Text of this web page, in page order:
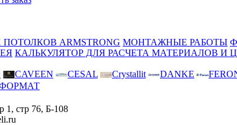
ARMSTRONG МОНТАЖНЫЕ РАБОТЫ
КАЛЬКУЛЯТОР ДЛЯ РАСЧЕТА МАТЕРИАЛОВ И
CAVEEN CESAL Crystallit DANKE
1, стр 76, Б-108